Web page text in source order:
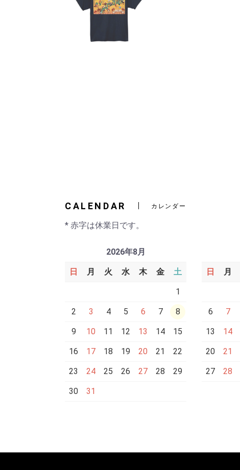
CALENDAR カレンダー
* 赤字は休業日です。
2026年8月
日 月 火 水 木 金 土
1
2 3 4 5 6 7 8
9 10 11 12 13 14 15
16 17 18 19 20 21 22
23 24 25 26 27 28 29
30 31
日 月
6 7
13 14
20 21
27 28